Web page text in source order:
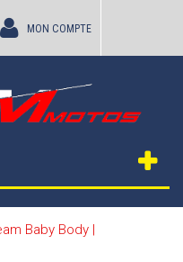
MON COMPTE
Baby Body |